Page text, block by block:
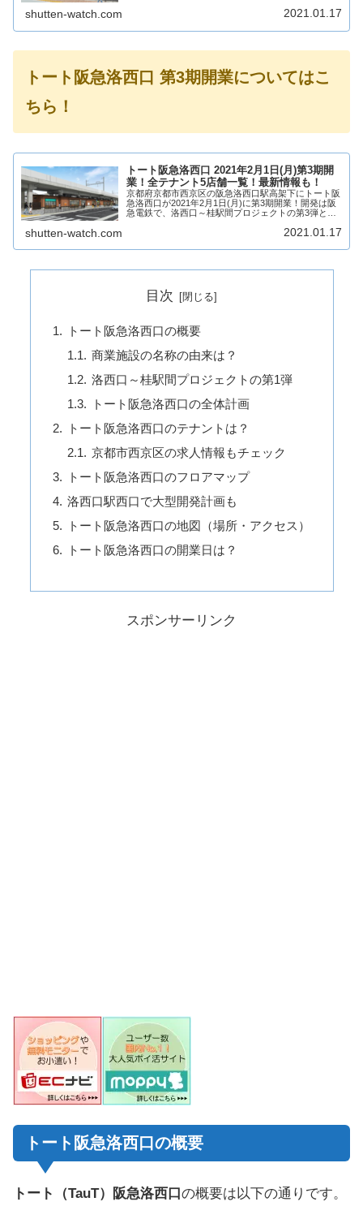
ート阪急洛西口についてテナントや場所に...
shutten-watch.com 2021.01.17
トート阪急洛西口 第3期開業についてはこ
ちら！
トート阪急洛西口 2021年2月1日(月)第3期開
業！全テナント5店舗一覧！最新情報も！
京都府京都市西京区の阪急洛西口駅高架下にトート阪
急洛西口が2021年2月1日(月)に第3期開業！開発は阪
急電鉄で、洛西口～桂駅間プロジェクトの第3弾とな
館開業（グランドオープン）！そんな、阪急...
shutten-watch.com 2021.01.17
目次
トート阪急洛西口の概要
商業施設の名称の由来は？
洛西口～桂駅間プロジェクトの第1弾
トート阪急洛西口の全体計画
トート阪急洛西口のテナントは？
京都市西京区の求人情報もチェック
トート阪急洛西口のフロアマップ
洛西口駅西口で大型開発計画も
トート阪急洛西口の地図（場所・アクセス）
トート阪急洛西口の開業日は？
スポンサーリンク
トート阪急洛西口の概要
トート（TauT）阪急洛西口の概要は以下の通りです。